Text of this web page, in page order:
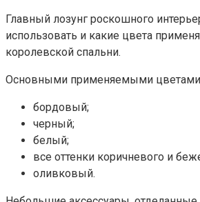
Главный лозунг роскошного
использовать и какие цвета
королевской спальни.
Основными применяемыми цветами
бордовый;
черный;
белый;
все оттенки коричневого и
оливковый.